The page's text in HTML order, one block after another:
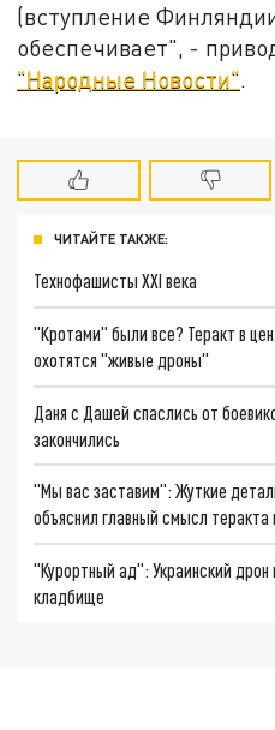
(вступление
обеспечивает", -
"Народные Новости"
ЧИТАЙТЕ ТАКЖЕ:
Технофашисты XXI века
"Кротами" были все? Теракт в
охотятся "живые дроны"
Даня с Дашей спаслись от
закончились
"Мы вас заставим": Жуткие
объяснил главный смысл теракта
"Курортный ад": Украинский дрон
кладбище